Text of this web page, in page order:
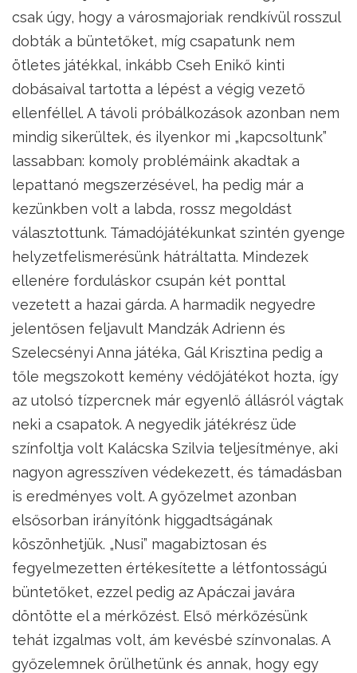
csak úgy, hogy a városmajoriak rendkívül rosszul
dobták a büntetőket, míg csapatunk nem
ötletes játékkal, inkább Cseh Enikő kinti
dobásaival tartotta a lépést a végig vezető
ellenféllel. A távoli próbálkozások azonban nem
mindig sikerültek, és ilyenkor mi „kapcsoltunk”
lassabban: komoly problémáink akadtak a
lepattanó megszerzésével, ha pedig már a
kezünkben volt a labda, rossz megoldást
választottunk. Támadójátékunkat szintén gyenge
helyzetfelismerésünk hátráltatta. Mindezek
ellenére forduláskor csupán két ponttal
vezetett a hazai gárda. A harmadik negyedre
jelentősen feljavult Mandzák Adrienn és
Szelecsényi Anna játéka, Gál Krisztina pedig a
tőle megszokott kemény védőjátékot hozta, így
az utolsó tízpercnek már egyenlő állásról vágtak
neki a csapatok. A negyedik játékrész üde
színfoltja volt Kalácska Szilvia teljesítménye, aki
nagyon agresszíven védekezett, és támadásban
is eredményes volt. A győzelmet azonban
elsősorban irányítónk higgadtságának
köszönhetjük. „Nusi” magabiztosan és
fegyelmezetten értékesítette a létfontosságú
büntetőket, ezzel pedig az Apáczai javára
döntötte el a mérkőzést. Első mérkőzésünk
tehát izgalmas volt, ám kevésbé színvonalas. A
győzelemnek örülhetünk és annak, hogy egy